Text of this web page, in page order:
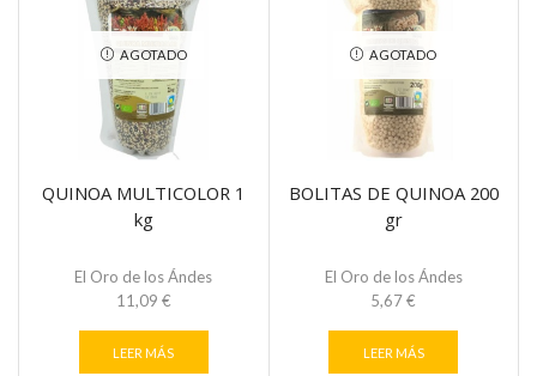
AGOTADO
QUINOA MULTICOLOR 1
kg
El Oro de los Ándes
11,09 €
LEER MÁS
AGOTADO
BOLITAS DE QUINOA 200
gr
El Oro de los Ándes
5,67€
LEER MÁS